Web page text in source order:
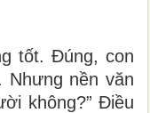
tốt. Đúng, con
Nhưng nền văn
không?” Điều